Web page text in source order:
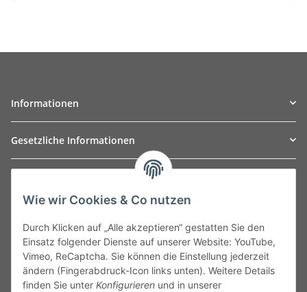
Informationen
Gesetzliche Informationen
Leibnizstraße 2a
Germany
Phone:+49 40 5287270
Fax:+49 40 5281050
Email:sales@tow-automotive.de
Wie wir Cookies & Co nutzen
Durch Klicken auf „Alle akzeptieren“ gestatten Sie den
Einsatz folgender Dienste auf unserer Website: YouTube,
Vimeo, ReCaptcha. Sie können die Einstellung jederzeit
ändern (Fingerabdruck-Icon links unten). Weitere Details
finden Sie unter Konfigurieren und in unserer